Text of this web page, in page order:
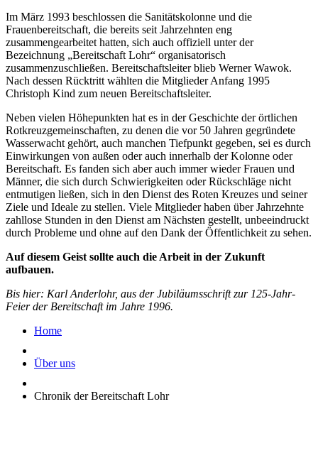
Im März 1993 beschlossen die Sanitätskolonne und die
Frauenbereitschaft, die bereits seit Jahrzehnten eng
zusammengearbeitet hatten, sich auch offiziell unter der
Bezeichnung „Bereitschaft Lohr“ organisatorisch
zusammenzuschließen. Bereitschaftsleiter blieb Werner Wawok.
Nach dessen Rücktritt wählten die Mitglieder Anfang 1995
Christoph Kind zum neuen Bereitschaftsleiter.
Neben vielen Höhepunkten hat es in der Geschichte der örtlichen
Rotkreuzgemeinschaften, zu denen die vor 50 Jahren gegründete
Wasserwacht gehört, auch manchen Tiefpunkt gegeben, sei es durch
Einwirkungen von außen oder auch innerhalb der Kolonne oder
Bereitschaft. Es fanden sich aber auch immer wieder Frauen und
Männer, die sich durch Schwierigkeiten oder Rückschläge nicht
entmutigen ließen, sich in den Dienst des Roten Kreuzes und seiner
Ziele und Ideale zu stellen. Viele Mitglieder haben über Jahrzehnte
zahllose Stunden in den Dienst am Nächsten gestellt, unbeeindruckt
durch Probleme und ohne auf den Dank der Öffentlichkeit zu sehen.
Auf diesem Geist sollte auch die Arbeit in der Zukunft
aufbauen.
Bis hier: Karl Anderlohr, aus der Jubiläumsschrift zur 125-Jahr-
Feier der Bereitschaft im Jahre 1996.
Home
Über uns
Chronik der Bereitschaft Lohr